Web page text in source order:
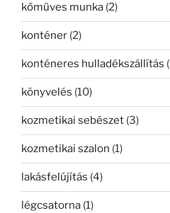
kőműves munka (2)
konténer (2)
konténeres hulladékszállítás
könyvelés (10)
kozmetikai sebészet (3)
kozmetikai szalon (1)
lakásfelújítás (4)
légcsatorna (1)